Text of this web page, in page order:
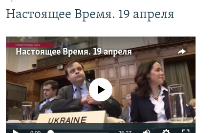
Настоящее Время. 19 апреля
Настоящее Время. 19 апреля
No media source currently available